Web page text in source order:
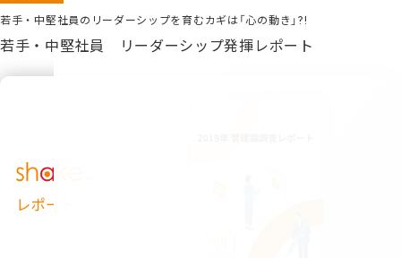
若手・中堅社員のリーダーシップを育むカギは「心の動き」?!
若手・中堅社員 リーダーシップ発揮レポート